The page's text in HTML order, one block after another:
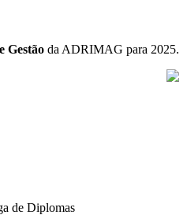
Gestão da ADRIMAG para 2025.
de Diplomas